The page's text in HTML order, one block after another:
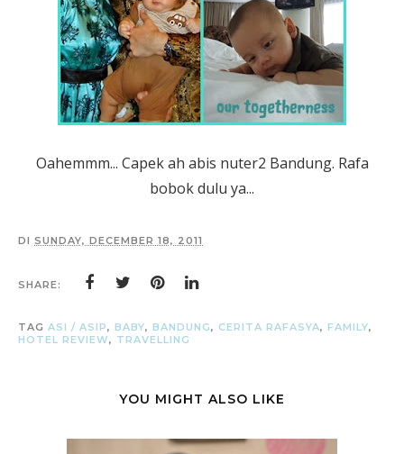
Oahemmm... Capek ah abis nuter2 Bandung. Rafa
bobok dulu ya...
DI SUNDAY, DECEMBER 18, 2011
SHARE:
TAG ASI / ASIP, BABY, BANDUNG, CERITA RAFASYA, FAMILY,
HOTEL REVIEW, TRAVELLING
YOU MIGHT ALSO LIKE